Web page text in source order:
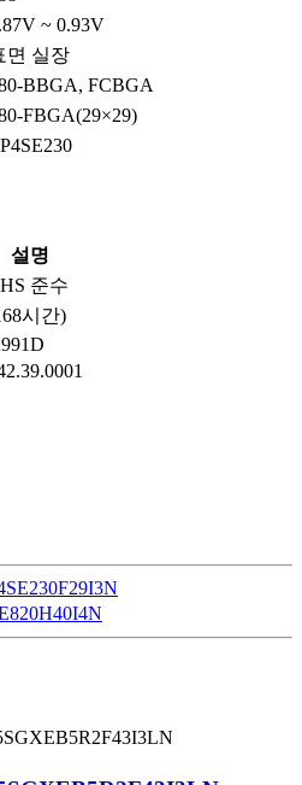
~ 0.93V
면 실장
BBGA, FCBGA
FBGA(29×29)
설명
준수
시간)